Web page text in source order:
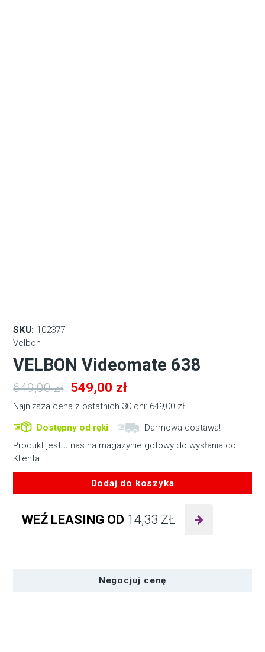
SKU: 102377
Velbon
VELBON Videomate 638
649,00zł Pierwotna
cena
wynosiła:
649,00 zł.
549,00 złAktualna
cena
wynosi:
549,00 zł.
Najniższa cena z ostatnich 30 dni: 649,00 zł
Dostępny od ręki
Darmowa dostawa!
Produkt jest u nas na magazynie gotowy do wysłania do
Klienta.
Dodaj do koszyka
VELBON
Videomate
WEŹ LEASING OD 14,33ZŁ
Negocjuj cenę